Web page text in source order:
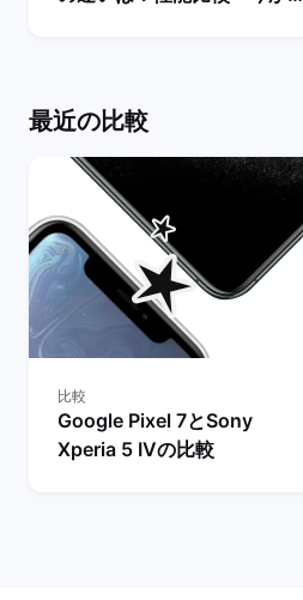
最近の比較
比較
Google Pixel 7とSony
Xperia 5 IVの比較